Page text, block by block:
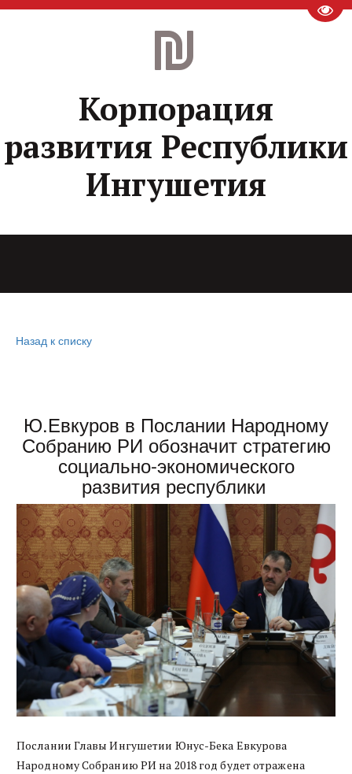
Корпорация
развития Республики
Ингушетия
Назад к списку
Ю.Евкуров в Послании Народному
Собранию РИ обозначит стратегию
социально-экономического
развития республики
Послании Главы Ингушетии Юнус-Бека Евкурова
Народному Собранию РИ на 2018 год будет отражена